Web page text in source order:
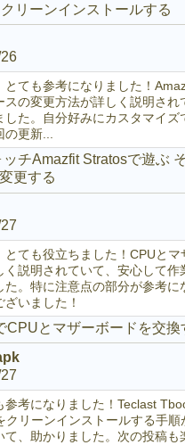
リーンインストールする
とても参考になりました！
スの変更方法が詳しく説明され
した。自分好みにカスタマイズ
の更新...
チAmazfit Stratosで遊ぶ
更する
とても役立ちました！CPUとマ
く説明されていて、安心して作
た。特に注意点の部分が参考に
いました！
CPUとマザーボードを交換
参考になりました！Teclast
クリーンインストールする手順
て、助かりました。次の投稿も